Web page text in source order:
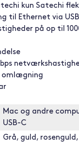
kun Satechi
til Ethernet via
på op til
omlægning
Mac og andre
USB-C
Grå, guld,